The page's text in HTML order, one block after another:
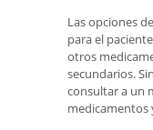
Las opciones
para el
otros
secundarios.
consultar a un
medicamentos